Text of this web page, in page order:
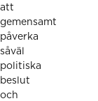
att
gemensamt
påverka
såväl
politiska
beslut
och